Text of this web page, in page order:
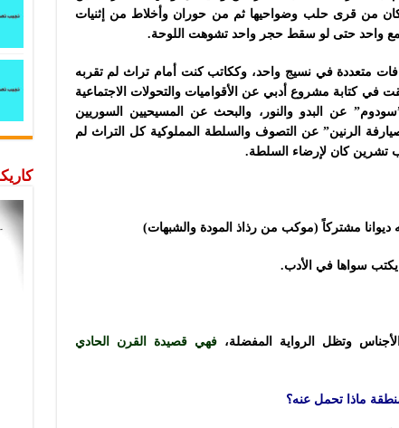
من قرى حلب وضواحيها ثم من حوران وأخلاط من إثنيات
واحد حتى لو سقط حجر واحد تشوهت اللوحة.
متعددة في نسيج واحد، وككاتب كنت أمام تراث لم تقربه
في كتابة مشروع أدبي عن الأقواميات والتحولات الاجتماعية
عن البدو والنور، والبحث عن المسيحيين السوريين
الرنين” عن التصوف والسلطة المملوكية كل التراث لم
تشرين كان لإرضاء السلطة.
ديوانا مشتركاً (موكب من رذاذ المودة والشبهات)
سواها في الأدب.
وتظل الرواية المفضلة،فهي قصيدة القرن الحادي
ماذا تحمل عنه؟